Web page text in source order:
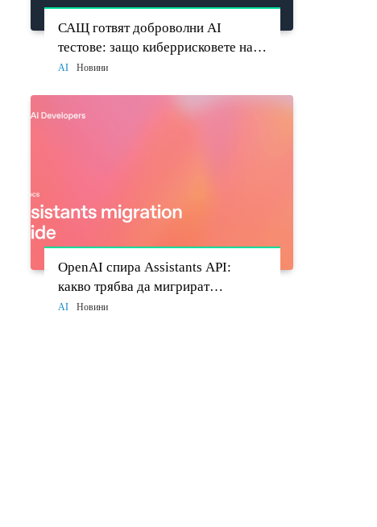
САЩ готвят доброволни AI
тестове: защо киберрисковете на
моделите стават политически
AI Новини
OpenAI спира Assistants API:
какво трябва да мигрират
разработчиците до 26 август
AI Новини